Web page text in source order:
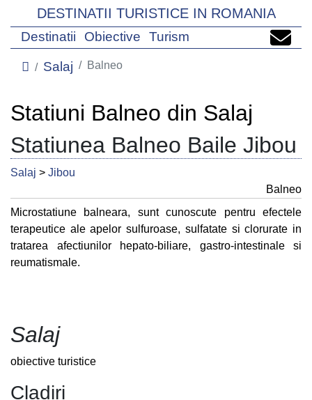
DESTINATII TURISTICE IN ROMANIA
Destinatii Obiective Turism
Salaj Balneo
Statiuni Balneo din Salaj
Statiunea Balneo Baile Jibou
Salaj > Jibou
Balneo
Microstatiune balneara, sunt cunoscute pentru efectele
terapeutice ale apelor sulfuroase, sulfatate si clorurate in
tratarea afectiunilor hepato-biliare, gastro-intestinale si
reumatismale.
Salaj
obiective turistice
Cladiri